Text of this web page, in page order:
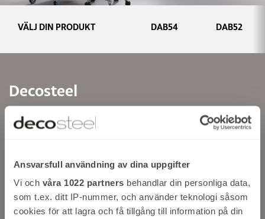
Ansvarsfull användning av dina uppgifter
Vi och våra 1022 partners behandlar din personliga data,
som t.ex. ditt IP-nummer, och använder teknologi såsom
cookies för att lagra och få tillgång till information på din
VÄLJ DIN PRODUKT DAB54 DAB52
Decosteel
Södra Ekeryd 115
info@decosteel.se
Populära sidor